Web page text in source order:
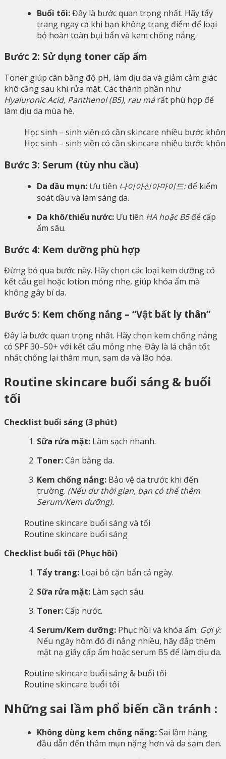
Buổi tối:Đây là bước quan trọng nhất. Hãy tẩy
trang ngay cả khi bạn không trang điểm để loại
bỏ hoàn toàn bụi bẩn và kem chống nắng.
Bước 2: Sử dụng toner cấp ẩm
Toner giúp cân bằng độ pH, làm dịu da và giảm cảm giác
khô căng sau khi rửa mặt. Các thành phần như
Hyaluronic Acid, Panthenol (B5), rau márất phù hợp để
làm dịu da mùa hè.
Học sinh – sinh viên có cần skincare nhiều bước
Bước 3: Serum (tùy nhu cầu)
Da dầu mụn: Ưu tiên 나이아신아마이드:để kiểm
soát dầu và làm sáng da.
Da khô/thiếu nước: Ưu tiên HA hoặc B5để cấp
ẩm sâu.
Bước 4: Kem dưỡng phù hợp
Đừng bỏ qua bước này. Hãy chọn các loại kem dưỡng có
kết cấu gel hoặc lotion mỏng nhẹ, giúp khóa ẩm mà
không gây bí da.
Bước 5: Kem chống nắng – “Vật bất ly thân”
Đây là bước quan trọng nhất. Hãy chọn kem chống nắng
có SPF 30–50+ với kết cấu mỏng nhẹ. Đây là lá chắn tốt
nhất chống lại thâm mụn, sạm da và lão hóa.
Routine skincare buổi sáng & buổi
tối
Checklist buổi sáng (3 phút)
Sữa rửa mặt: Làm sạch nhanh.
Toner:Cân bằng da.
Kem chống nắng: Bảo vệ da trước khi đến
trường. (Nếu dư thời gian, bạn có thể thêm
Serum/Kem dưỡng).
Routine skincare buổi sáng
Checklist buổi tối (Phục hồi)
Tẩy trang: Loại bỏ cặn bẩn cả ngày.
Sữa rửa mặt: Làm sạch sâu.
Toner:Cấp nước.
Serum/Kem dưỡng: Phục hồi và khóa ẩm. Gợi ý:
Nếu ngày hôm đó đi nắng nhiều, hãy đắp thêm
mặt nạ giấy cấp ẩm hoặc serum B5 để làm dịu da.
Routine skincare buổi tối
Những sai lầm phổ biến cần tránh :
Không dùng kem chống nắng:Sai lầm hàng
đầu dẫn đến thâm mụn nặng hơn và da sạm đen.